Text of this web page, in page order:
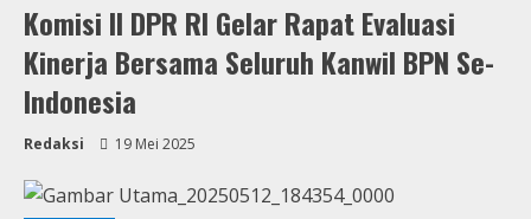
Komisi II DPR RI Gelar Rapat Evaluasi
Kinerja Bersama Seluruh Kanwil BPN Se-
Indonesia
Redaksi 19 Mei 2025